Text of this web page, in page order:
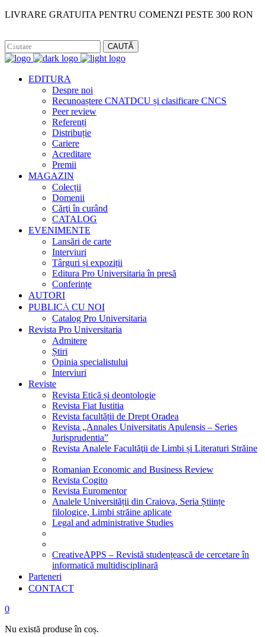
LIVRARE GRATUITA PENTRU COMENZI PESTE 300 RON
CAUTĂ
EDITURA
Despre noi
Recunoaștere CNATDCU și clasificare CNCS
Peer review
Referenți
Distribuție
Cariere
Acreditare
Premii
MAGAZIN
Colecții
Domenii
Cărţi în curând
CATALOG
EVENIMENTE
Lansări de carte
Interviuri
Târguri și expoziții
Editura Pro Universitaria în presă
Conferințe
AUTORI
PUBLICĂ CU NOI
Catalog Pro Universitaria
Revista Pro Universitaria
Admitere
Știri
Opinia specialistului
Interviuri
Reviste
Revista Etică și deontologie
Revista Fiat Iustitia
Revista facultății de Drept Oradea
Revista „Annales Universitatis Apulensis – Series
Jurisprudentia”
Revista Analele Facultăţii de Limbi și Literaturi Străine
Romanian Economic and Business Review
Revista Cogito
Revista Euromentor
Analele Universității din Craiova, Seria Științe
filologice, Limbi străine aplicate
Legal and administrative Studies
CreativeAPPS – Revistă studențească de cercetare în
informatică multidisciplinară
Parteneri
CONTACT
0
Nu există produse în coș.